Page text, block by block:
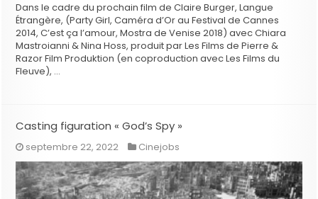
Dans le cadre du prochain film de Claire Burger, Langue
Étrangère, (Party Girl, Caméra d’Or au Festival de Cannes
2014, C’est ça l’amour, Mostra de Venise 2018) avec Chiara
Mastroianni & Nina Hoss, produit par Les Films de Pierre &
Razor Film Produktion (en coproduction avec Les Films du
Fleuve), …
Casting figuration « God’s Spy »
septembre 22, 2022 Cinejobs